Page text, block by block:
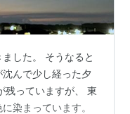
した。 そうなると
んで少し経った夕
残っていますが、 東
染まっています。